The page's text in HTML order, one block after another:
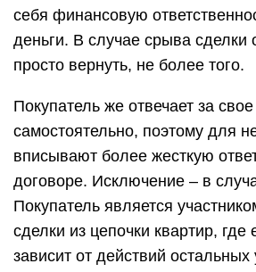
себя финансовую
деньги. В случае срыва сделки
просто вернуть, не более того.
Покупатель же отвечает за
самостоятельно, поэтому для
вписывают более жесткую
договоре. Исключение – в
Покупатель является
сделки из цепочки квартир, где
зависит от действий остальных